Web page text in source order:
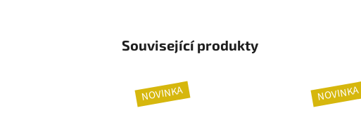
Související produkty
NOVINKA NOVINKA